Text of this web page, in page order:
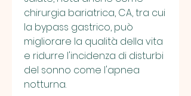
chirurgia bariatrica, CA, tra cui
la bypass gastrico, può
migliorare la qualità della vita
e ridurre l'incidenza di disturbi
del sonno come l'apnea
notturna.